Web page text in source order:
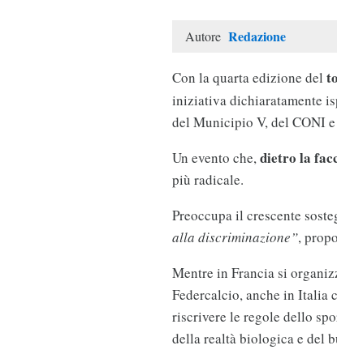
Autore Redazione
Con la quarta edizione del
iniziativa dichiaratamente
del Municipio V, del CONI
Un evento che,dietro la
più radicale.
Preoccupa il crescente
alla discriminazione”,
Mentre in Francia si
Federcalcio, anche in
riscrivere le regole dello
della realtà biologica e del